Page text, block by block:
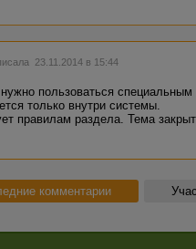
23.11.2014 в 15:44
пользоваться
только внутри системы.
правилам раздела. Тема
комментарии